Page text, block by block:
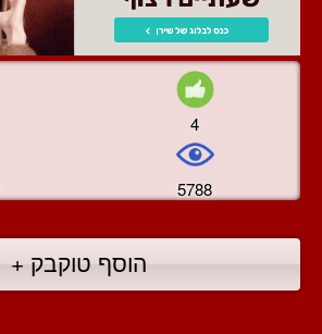
4
5788
הוסף טוקבק +